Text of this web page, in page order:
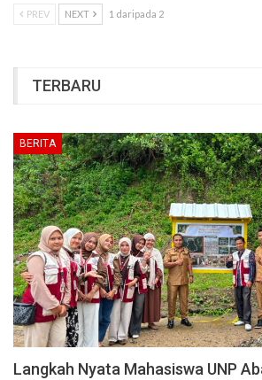
PREV NEXT 1 daripada 2
TERBARU
BERITA
Langkah Nyata Mahasiswa UNP